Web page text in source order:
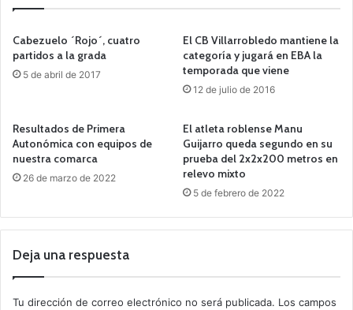
Cabezuelo ´Rojo´, cuatro
partidos a la grada
5 de abril de 2017
El CB Villarrobledo mantiene la
categoría y jugará en EBA la
temporada que viene
12 de julio de 2016
Resultados de Primera
Autonómica con equipos de
nuestra comarca
26 de marzo de 2022
El atleta roblense Manu
Guijarro queda segundo en su
prueba del 2x2x200 metros en
relevo mixto
5 de febrero de 2022
Deja una respuesta
Tu dirección de correo electrónico no será publicada. Los campos